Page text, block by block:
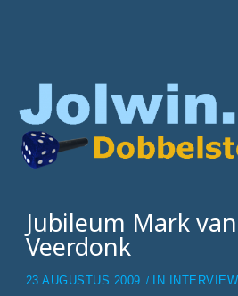
Jubileum Mark
Veerdonk
23 AUGUSTUS 2009 IN INTERVIEW